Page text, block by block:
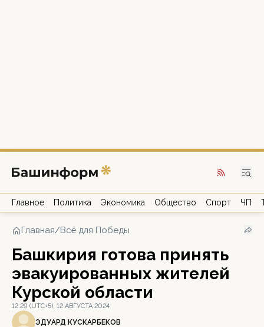
Главное Политика Экономика Общество Спорт ЧП
Главная/Всё для Победы
Башкирия готова принять
эвакуированных жителей
Курской области
12:29 (UTC+5), 12 АВГУСТА 2024
ЭДУАРД КУСКАРБЕКОВ